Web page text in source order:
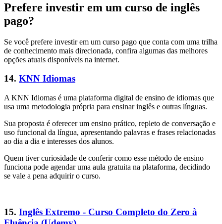
Prefere investir em um curso de inglês
pago?
Se você prefere investir em um curso pago que conta com uma trilha
de conhecimento mais direcionada, confira algumas das melhores
opções atuais disponíveis na internet.
14. KNN Idiomas
A KNN Idiomas é uma plataforma digital de ensino de idiomas que
usa uma metodologia própria para ensinar inglês e outras línguas.
Sua proposta é oferecer um ensino prático, repleto de conversação e
uso funcional da língua, apresentando palavras e frases relacionadas
ao dia a dia e interesses dos alunos.
Quem tiver curiosidade de conferir como esse método de ensino
funciona pode agendar uma aula gratuita na plataforma, decidindo
se vale a pena adquirir o curso.
15. Inglês Extremo - Curso Completo do Zero à